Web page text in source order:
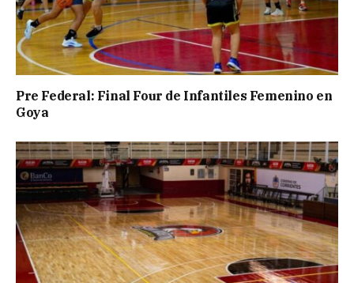
Pre Federal: Final Four de Infantiles Femenino en
Goya